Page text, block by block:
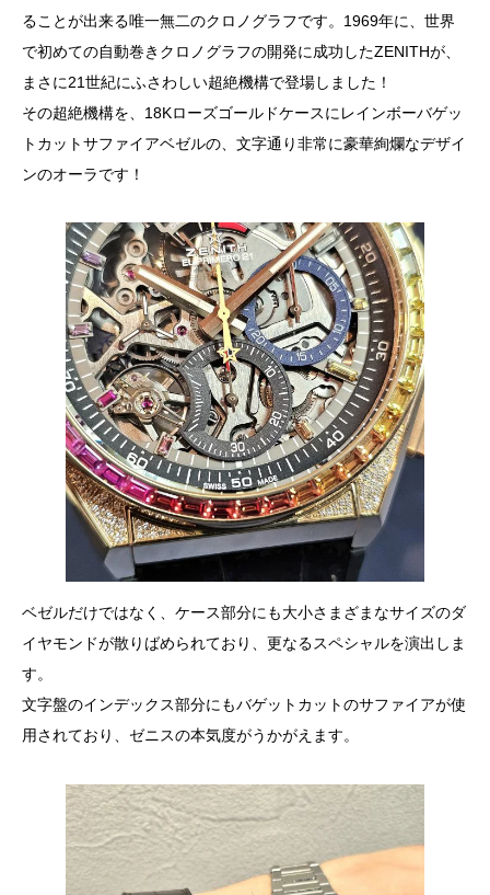
ることが出来る唯一無二のクロノグラフです。1969年に、世界
で初めての自動巻きクロノグラフの開発に成功したZENITHが、
まさに21世紀にふさわしい超絶機構で登場しました！
その超絶機構を、18Kローズゴールドケースにレインボーバゲッ
トカットサファイアベゼルの、文字通り非常に豪華絢爛なデザイ
ンのオーラです！
ベゼルだけではなく、ケース部分にも大小さまざまなサイズのダ
イヤモンドが散りばめられており、更なるスペシャルを演出しま
す。
文字盤のインデックス部分にもバゲットカットのサファイアが使
用されており、ゼニスの本気度がうかがえます。